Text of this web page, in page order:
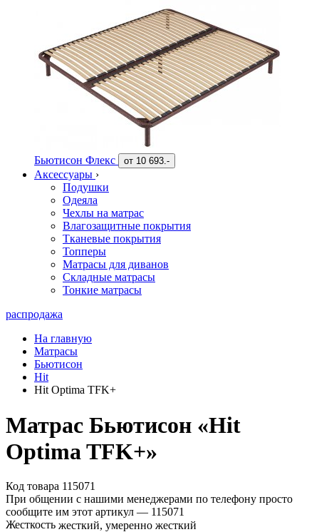
Бьютисон Флекс от 10 693.-
Аксессуары ›
Подушки
Одеяла
Чехлы на матрас
Влагозащитные покрытия
Тканевые покрытия
Топперы
Матрасы для диванов
Складные матрасы
Тонкие матрасы
распродажа
На главную
Матрасы
Бьютисон
Hit
Hit Optima TFK+
Матрас Бьютисон «Hit
Optima TFK+»
Код товара 115071
При общении с нашими менеджерами по телефону просто
сообщите им этот артикул — 115071
Жесткость жесткий, умеренно жесткий